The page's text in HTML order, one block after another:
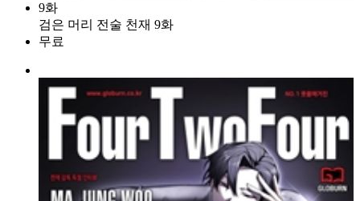
9화
검은 머리 전술 천재 9화
무료